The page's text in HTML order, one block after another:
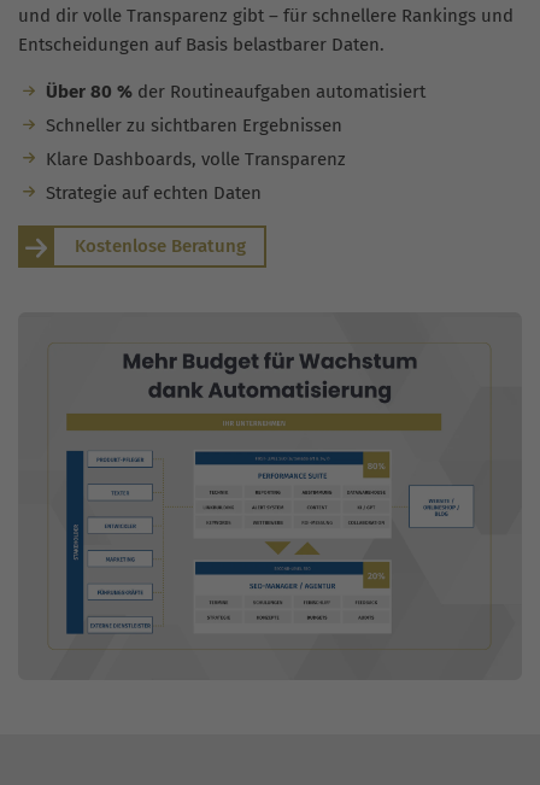
und dir volle Transparenz gibt – für schnellere Rankings und
Entscheidungen auf Basis belastbarer Daten.
Über 80 %der Routineaufgaben automatisiert
Schneller zu sichtbaren Ergebnissen
Klare Dashboards, volle Transparenz
Strategie auf echten Daten
Kostenlose Beratung